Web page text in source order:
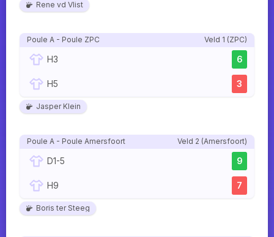
Rene vd Vlist
Poule A - Poule ZPC Veld 1 (ZPC)
H3 6
H5 3
Jasper Klein
Poule A - Poule Amersfoort Veld 2 (Amersfoort)
D1-5 9
H9 7
Boris ter Steeg